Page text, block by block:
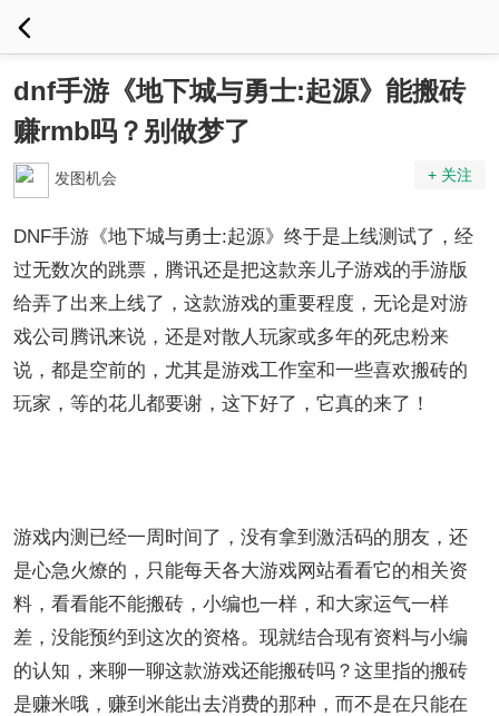
dnf手游《地下城与勇士:起源》能搬砖
赚rmb吗？别做梦了
发图机会 + 关注
DNF手游《地下城与勇士:起源》终于是上线测试了，经
过无数次的跳票，腾讯还是把这款亲儿子游戏的手游版
给弄了出来上线了，这款游戏的重要程度，无论是对游
戏公司腾讯来说，还是对散人玩家或多年的死忠粉来
说，都是空前的，尤其是游戏工作室和一些喜欢搬砖的
玩家，等的花儿都要谢，这下好了，它真的来了！
游戏内测已经一周时间了，没有拿到激活码的朋友，还
是心急火燎的，只能每天各大游戏网站看看它的相关资
料，看看能不能搬砖，小编也一样，和大家运气一样
差，没能预约到这次的资格。现就结合现有资料与小编
的认知，来聊一聊这款游戏还能搬砖吗？这里指的搬砖
是赚米哦，赚到米能出去消费的那种，而不是在只能在